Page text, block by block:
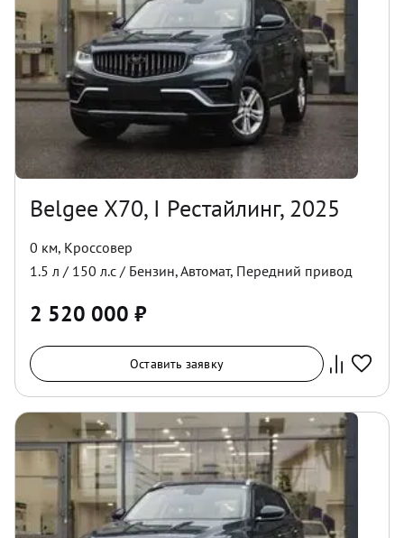
Belgee X70, I Рестайлинг, 2025
0 км, Кроссовер
1.5 л / 150 л.с / Бензин,Автомат, Передний привод
2 520 000 ₽
Оставить заявку